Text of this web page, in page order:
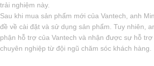
trải nghiệm này.
Sau khi mua sản phẩm mới của Vantech, anh
đề về cài đặt và sử dụng sản phẩm. Tuy nhiên,
phận hỗ trợ của Vantech và nhận được sự hỗ
chuyên nghiệp từ đội ngũ chăm sóc khách hàng.